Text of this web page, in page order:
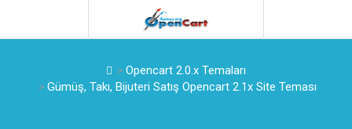
Opencart 2.0.x Temaları
Gümüş, Takı, Bijuteri Satış Opencart 2.1x Site Teması